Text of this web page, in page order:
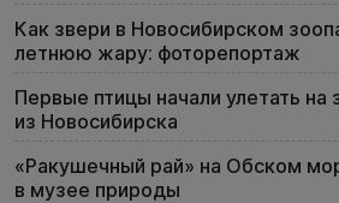
Как звери в Новосибирском
летнюю жару: фоторепортаж
Первые птицы начали улетать на
из Новосибирска
«Ракушечный рай» на Обском
в музее природы